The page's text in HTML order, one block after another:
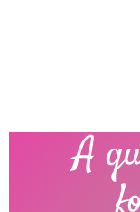
À